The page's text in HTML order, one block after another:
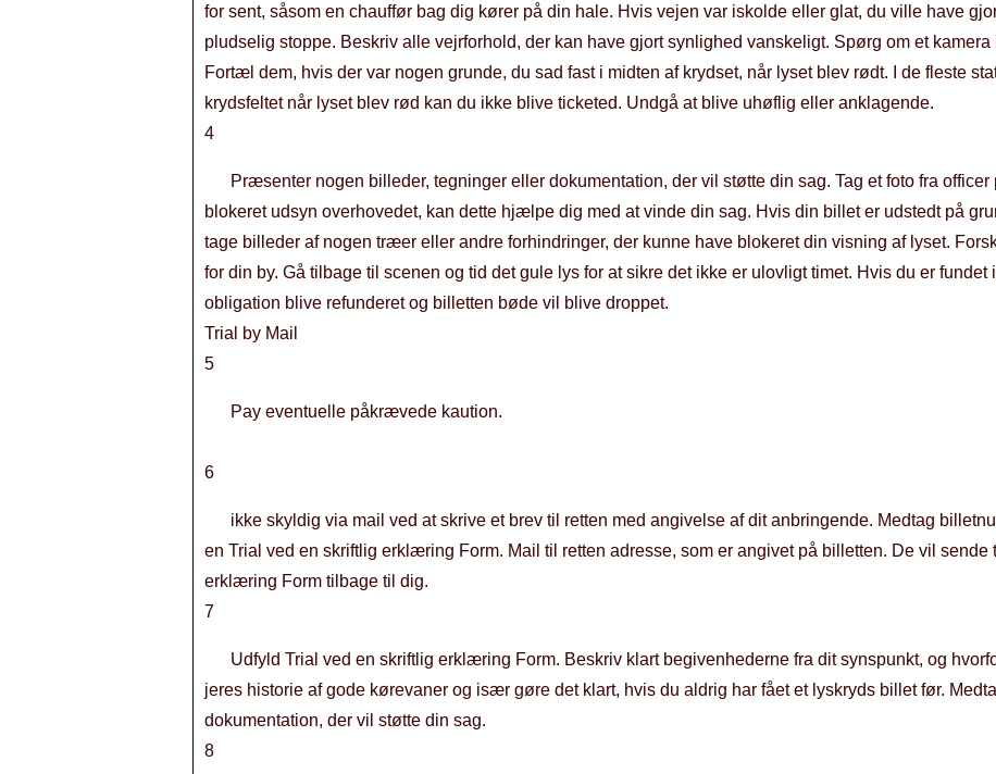
for sent, såsom en chauffør bag dig kører på din hale. Hvis vejen var iskolde eller glat, du ville have
pludselig stoppe. Beskriv alle vejrforhold, der kan have gjort synlighed vanskeligt. Spørg om et
Fortæl dem, hvis der var nogen grunde, du sad fast i midten af ​​krydset, når lyset blev rødt. I de fleste
krydsfeltet når lyset blev rød kan du ikke blive ticketed. Undgå at blive uhøflig eller anklagende.
4
Præsenter nogen billeder, tegninger eller dokumentation, der vil støtte din sag. Tag et foto fra
blokeret udsyn overhovedet, kan dette hjælpe dig med at vinde din sag. Hvis din billet er udstedt på
tage billeder af nogen træer eller andre forhindringer, der kunne have blokeret din visning af lyset.
for din by. Gå tilbage til scenen og tid det gule lys for at sikre det ikke er ulovligt timet. Hvis du er
obligation blive refunderet og billetten bøde vil blive droppet.
Trial by Mail
5
Pay eventuelle påkrævede kaution.
6
ikke skyldig via mail ved at skrive et brev til retten med angivelse af dit anbringende. Medtag
en Trial ved en skriftlig erklæring Form. Mail til retten adresse, som er angivet på billetten. De vil sende
erklæring Form tilbage til dig.
7
Udfyld Trial ved en skriftlig erklæring Form. Beskriv klart begivenhederne fra dit synspunkt, og
jeres historie af gode kørevaner og især gøre det klart, hvis du aldrig har fået et lyskryds billet før.
dokumentation, der vil støtte din sag.
8